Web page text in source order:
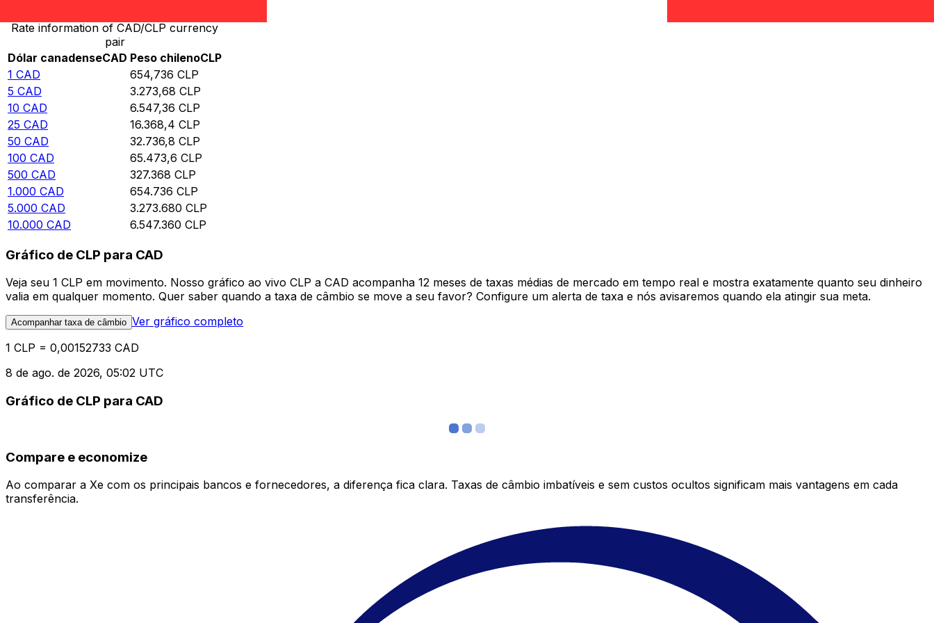
Rate information of CAD/CLP currency
pair
Dólar canadenseCAD Peso chilenoCLP
1 CAD 654,736 CLP
5 CAD 3.273,68 CLP
10 CAD 6.547,36 CLP
25 CAD 16.368,4 CLP
50 CAD 32.736,8 CLP
100 CAD 65.473,6 CLP
500 CAD 327.368 CLP
1.000 CAD 654.736 CLP
5.000 CAD 3.273.680 CLP
10.000 CAD 6.547.360 CLP
Gráfico de CLP para CAD
Veja seu 1 CLP em movimento. Nosso gráfico ao vivo CLP a CAD acompanha 12 meses de taxas médias de mercado em tempo real e mostra exatamente quanto seu dinheiro
valia em qualquer momento. Quer saber quando a taxa de câmbio se move a seu favor? Configure um alerta de taxa e nós avisaremos quando ela atingir sua meta.
Acompanhar taxa de câmbio Ver gráfico completo
1 CLP = 0,00152733 CAD
8 de ago. de 2026, 05:02 UTC
Gráfico de CLP para CAD
Compare e economize
Ao comparar a Xe com os principais bancos e fornecedores, a diferença fica clara. Taxas de câmbio imbatíveis e sem custos ocultos significam mais vantagens em cada
transferência.